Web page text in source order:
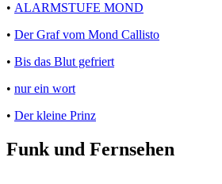
• ALARMSTUFE MOND
• Der Graf vom Mond Callisto
• Bis das Blut gefriert
• nur ein wort
• Der kleine Prinz
Funk und Fernsehen